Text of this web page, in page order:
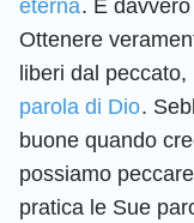
eterna. È
Ottenere
liberi dal
parola di Dio.
buone quando
possiamo
pratica le Sue